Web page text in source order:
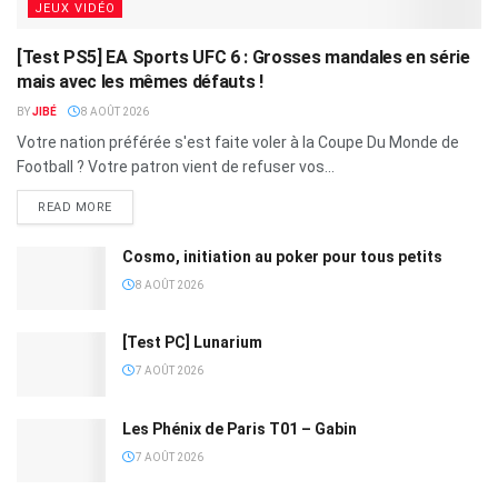
JEUX VIDÉO
[Test PS5] EA Sports UFC 6 : Grosses mandales en série
mais avec les mêmes défauts !
BYJIBÉ 8 AOÛT 2026
Votre nation préférée s'est faite voler à la Coupe Du Monde de
Football ? Votre patron vient de refuser vos...
READ MORE
Cosmo, initiation au poker pour tous petits
8 AOÛT 2026
[Test PC] Lunarium
7 AOÛT 2026
Les Phénix de Paris T01 – Gabin
7 AOÛT 2026